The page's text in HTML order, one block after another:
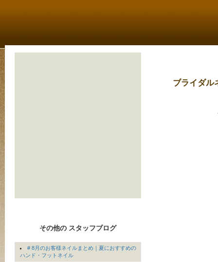
ブライダル
その他の スタッフブログ
# 8月のお客様ネイルまとめ｜夏におすすめの
ハンド・フットネイル